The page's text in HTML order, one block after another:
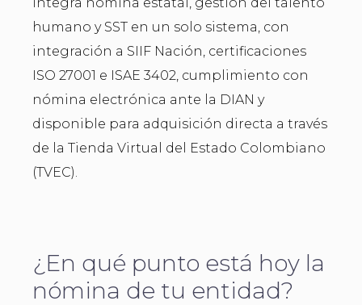
humano y SST en un solo sistema, con
integración a SIIF Nación, certificaciones
ISO 27001 e ISAE 3402, cumplimiento con
nómina electrónica ante la DIAN y
disponible para adquisición directa a través
de la Tienda Virtual del Estado Colombiano
(TVEC).
¿En qué punto está hoy la
nómina de tu entidad?